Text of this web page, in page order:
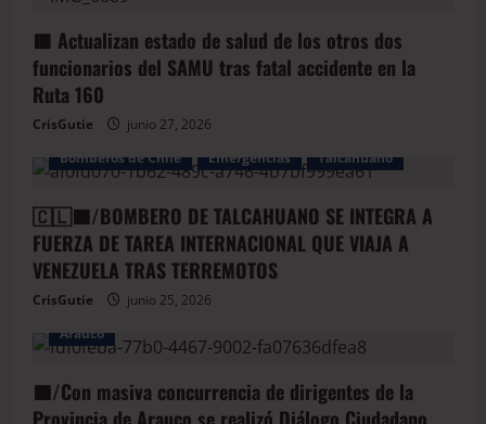
🟥 Actualizan estado de salud de los otros dos
funcionarios del SAMU tras fatal accidente en la
Ruta 160
CrisGutie
junio 27, 2026
Bomberos de Chile
Emergencias Talcahuano
🇨🇱🟦/BOMBERO DE TALCAHUANO SE INTEGRA A
FUERZA DE TAREA INTERNACIONAL QUE VIAJA A
VENEZUELA TRAS TERREMOTOS
CrisGutie
junio 25, 2026
Arauco
🟦/Con masiva concurrencia de dirigentes de la